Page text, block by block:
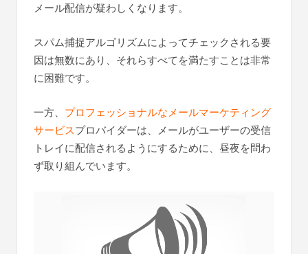
メール配信が疑わしくなります。
スパム捕捉アルゴリズムによってチェックされる要
因は無数にあり、それらすべてを満たすことは非常
に困難です。
一方、 プロフェッショナルなメールマーケティング
サービスプロバイダーは、メールがユーザーの受信
トレイに配信されるようにするために、昼夜を問わ
ず取り組んでいます。